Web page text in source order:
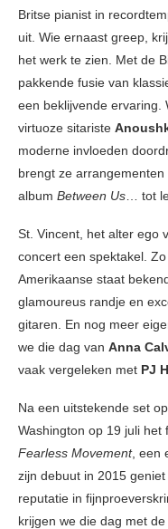
Britse pianist in
uit. Wie ernaast greep,
het werk te zien. Met de
pakkende fusie van
een beklijvende ervaring.
virtuoze sitariste
moderne invloeden
brengt ze
album Between Us … tot
St. Vincent, het alter ego
concert een spektakel.
Amerikaanse staat
glamoureus randje en
gitaren. En nog meer
we die dag van Anna
vaak vergeleken met PJ
Na een uitstekende set
Washington op 19 juli het
Fearless Movement, een
zijn debuut in 2015
reputatie in
krijgen we die dag met